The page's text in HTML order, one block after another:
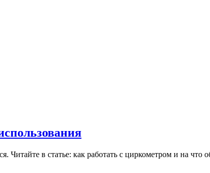
в статье: как работать с циркометром и на что